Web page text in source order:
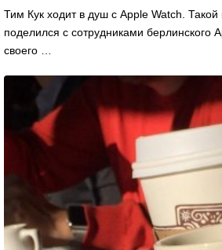
Тим Кук ходит в душ с Apple Watch.
поделился с сотрудниками берлинского
своего …